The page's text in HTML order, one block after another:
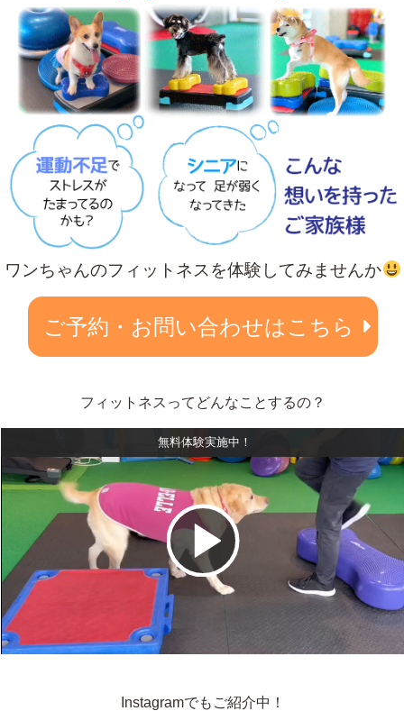
ワンちゃんのフィットネスを体験してみませんか
ご予約・お問い合わせはこちら
フィットネスってどんなことするの？
無料体験実施中！
ビ
オ
Instagramでもご紹介中！